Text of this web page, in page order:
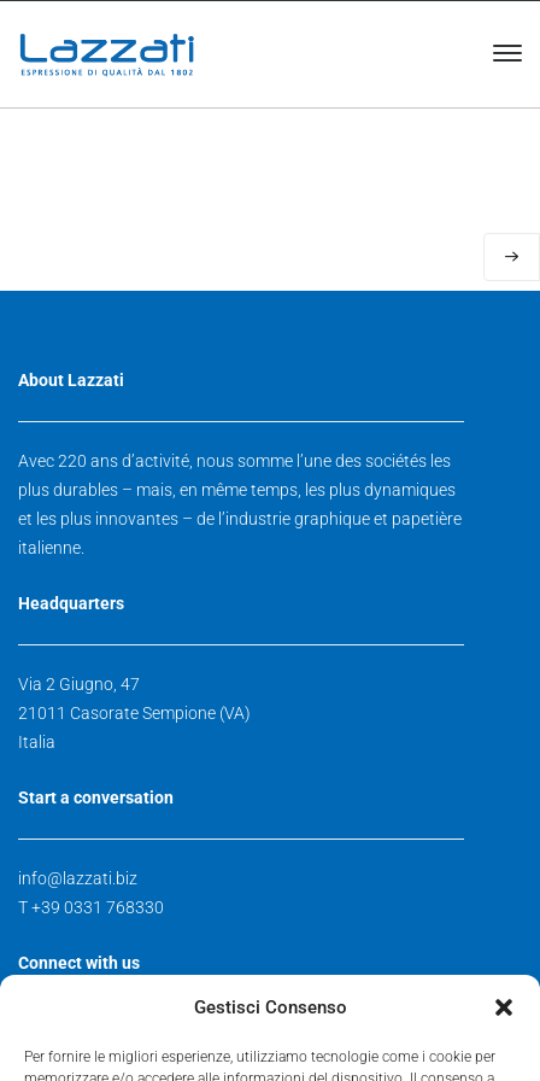
Gestisci Consenso
Per fornire le migliori esperienze, utilizziamo tecnologie come i cookie per
About Lazzati
Avec 220 ans d’activité, nous somme l’une des sociétés les
plus durables – mais, en même temps, les plus dynamiques
et les plus innovantes – de l’industrie graphique et papetière
italienne.
Headquarters
Via 2 Giugno, 47
21011 Casorate Sempione (VA)
Italia
Start a conversation
info@lazzati.biz
T +39 0331 768330
Connect with us
Facebook